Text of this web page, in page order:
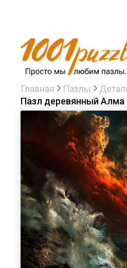
Главная Пазлы
Пазл деревянный